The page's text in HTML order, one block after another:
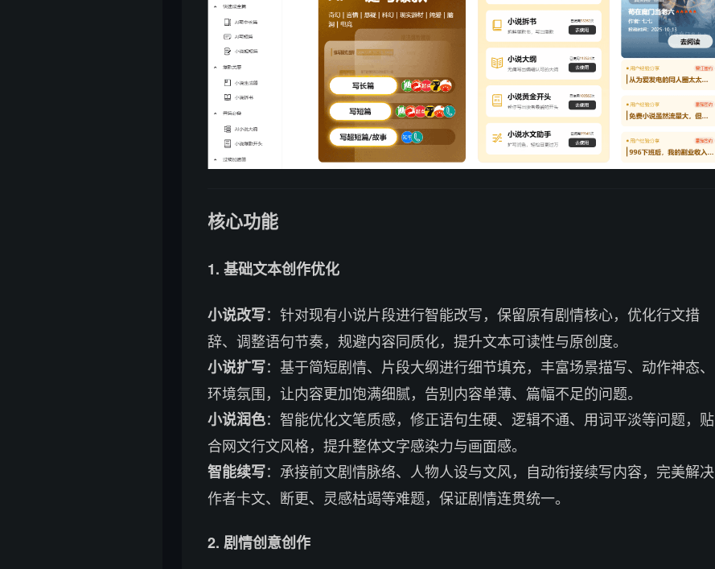
核心功能
1. 基础文本创作优化
小说改写：针对现有小说片段进行智能改写，保留原有剧情核心，优化行文措
辞、调整语句节奏，规避内容同质化，提升文本可读性与原创度。
小说扩写：基于简短剧情、片段大纲进行细节填充，丰富场景描写、动作神态、
环境氛围，让内容更加饱满细腻，告别内容单薄、篇幅不足的问题。
小说润色：智能优化文笔质感，修正语句生硬、逻辑不通、用词平淡等问题，贴
合网文行文风格，提升整体文字感染力与画面感。
智能续写：承接前文剧情脉络、人物人设与文风，自动衔接续写内容，完美解决
作者卡文、断更、灵感枯竭等难题，保证剧情连贯统一。
2. 剧情创意创作